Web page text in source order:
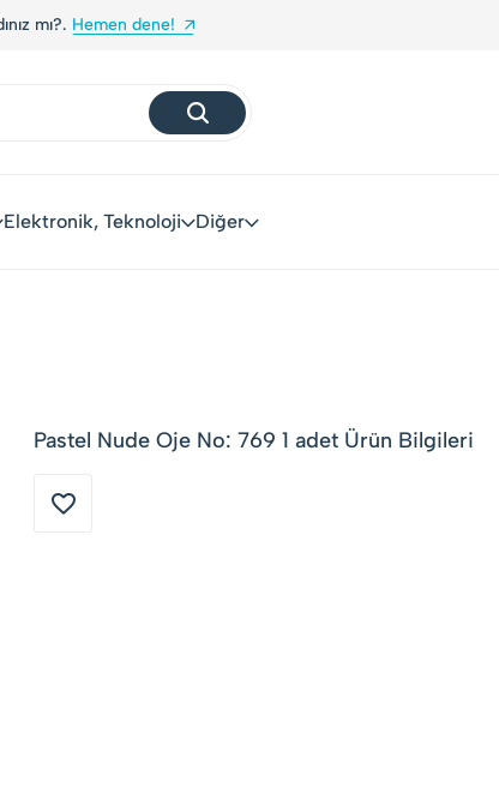
mı?. Hemen dene!
Elektronik, Teknoloji Diğer
Pastel Nude Oje No: 769 1 adet Ürün Bilgileri